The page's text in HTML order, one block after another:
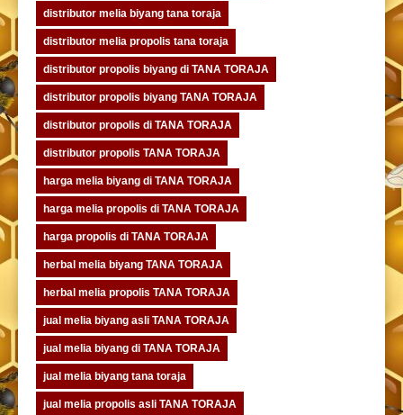
distributor melia biyang tana toraja
distributor melia propolis tana toraja
distributor propolis biyang di TANA TORAJA
distributor propolis biyang TANA TORAJA
distributor propolis di TANA TORAJA
distributor propolis TANA TORAJA
harga melia biyang di TANA TORAJA
harga melia propolis di TANA TORAJA
harga propolis di TANA TORAJA
herbal melia biyang TANA TORAJA
herbal melia propolis TANA TORAJA
jual melia biyang asli TANA TORAJA
jual melia biyang di TANA TORAJA
jual melia biyang tana toraja
jual melia propolis asli TANA TORAJA